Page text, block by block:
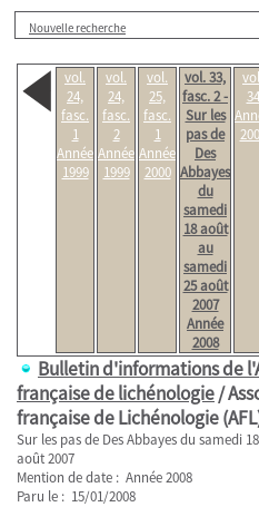
Nouvelle recherche
vol.
24,
fasc.
1
Année
1999
vol.
24,
fasc.
2
Année
1999
vol.
25,
fasc.
1
Année
2000
vol. 33,
fasc. 2 -
Sur les
pas de
Des
Abbayes
du
samedi
18 août
au
samedi
25 août
2007
Année
2008
34
Bulletin d'informations de
française de lichénologie/
française de Lichénologie
Sur les pas de Des Abbayes du samedi
août 2007
Mention de date : Année 2008
Paru le : 15/01/2008